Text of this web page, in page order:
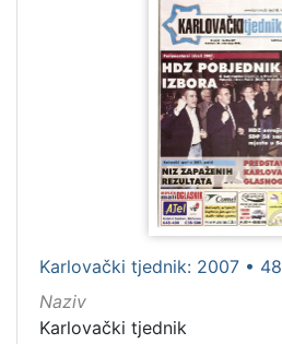
Karlovački tjednik: 2007 • 48
Naziv
Karlovački tjednik